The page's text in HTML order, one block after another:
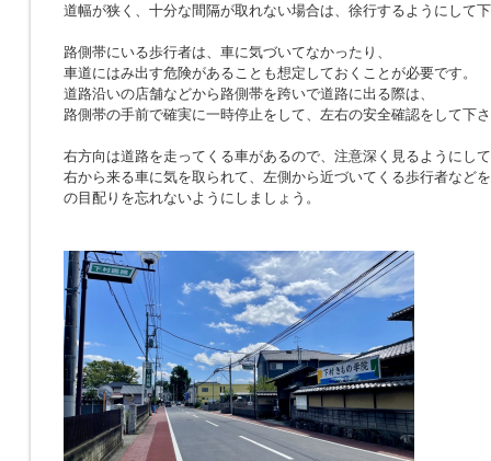
道幅が狭く、十分な間隔が取れない場合は、徐行するようにして
路側帯にいる歩行者は、車に気づいてなかったり、
車道にはみ出す危険があることも想定しておくことが必要です。
道路沿いの店舗などから路側帯を跨いで道路に出る際は、
路側帯の手前で確実に一時停止をして、左右の安全確認をして下
右方向は道路を走ってくる車があるので、注意深く見るようにし
右から来る車に気を取られて、左側から近づいてくる歩行者など
の目配りを忘れないようにしましょう。